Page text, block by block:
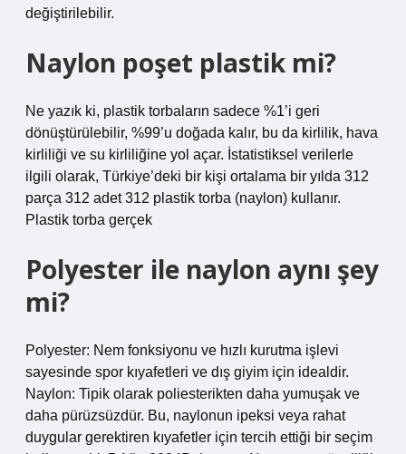
değiştirilebilir.
Naylon poşet plastik mi?
Ne yazık ki, plastik torbaların sadece %1’i geri
dönüştürülebilir, %99’u doğada kalır, bu da kirlilik, hava
kirliliği ve su kirliliğine yol açar. İstatistiksel verilerle
ilgili olarak, Türkiye’deki bir kişi ortalama bir yılda 312
parça 312 adet 312 plastik torba (naylon) kullanır.
Plastik torba gerçek
Polyester ile naylon aynı şey
mi?
Polyester: Nem fonksiyonu ve hızlı kurutma işlevi
sayesinde spor kıyafetleri ve dış giyim için idealdir.
Naylon: Tipik olarak poliesterikten daha yumuşak ve
daha pürüzsüzdür. Bu, naylonun ipeksi veya rahat
duygular gerektiren kıyafetler için tercih ettiği bir seçim